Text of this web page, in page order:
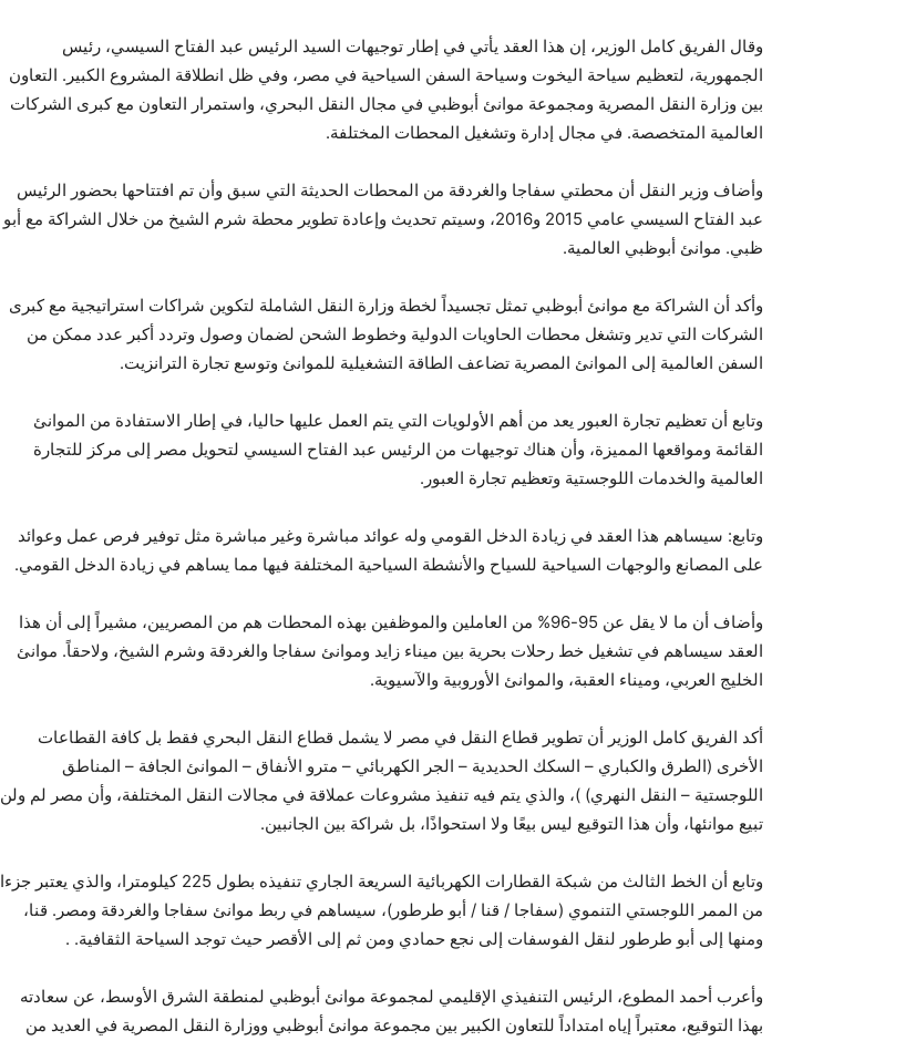
وقال الفريق كامل الوزير، إن هذا العقد يأتي في إطار توجيهات السيد الرئيس عبد الفتاح السيسي، رئيس
الجمهورية، لتعظيم سياحة اليخوت وسياحة السفن السياحية في مصر، وفي ظل انطلاقة المشروع الكبير. التعاون
بين وزارة النقل المصرية ومجموعة موانئ أبوظبي في مجال النقل البحري، واستمرار التعاون مع كبرى الشركات
العالمية المتخصصة. في مجال إدارة وتشغيل المحطات المختلفة.
وأضاف وزير النقل أن محطتي سفاجا والغردقة من المحطات الحديثة التي سبق وأن تم افتتاحها بحضور الرئيس
عبد الفتاح السيسي عامي 2015 و2016، وسيتم تحديث وإعادة تطوير محطة شرم الشيخ من خلال الشراكة مع أبو
ظبي. موانئ أبوظبي العالمية.
وأكد أن الشراكة مع موانئ أبوظبي تمثل تجسيداً لخطة وزارة النقل الشاملة لتكوين شراكات استراتيجية مع كبرى
الشركات التي تدير وتشغل محطات الحاويات الدولية وخطوط الشحن لضمان وصول وتردد أكبر عدد ممكن من
السفن العالمية إلى الموانئ المصرية تضاعف الطاقة التشغيلية للموانئ وتوسع تجارة الترانزيت.
وتابع أن تعظيم تجارة العبور يعد من أهم الأولويات التي يتم العمل عليها حاليا، في إطار الاستفادة من الموانئ
القائمة ومواقعها المميزة، وأن هناك توجيهات من الرئيس عبد الفتاح السيسي لتحويل مصر إلى مركز للتجارة
العالمية والخدمات اللوجستية وتعظيم تجارة العبور.
وتابع: سيساهم هذا العقد في زيادة الدخل القومي وله عوائد مباشرة وغير مباشرة مثل توفير فرص عمل وعوائد
على المصانع والوجهات السياحية للسياح والأنشطة السياحية المختلفة فيها مما يساهم في زيادة الدخل القومي.
وأضاف أن ما لا يقل عن 95-96% من العاملين والموظفين بهذه المحطات هم من المصريين، مشيراً إلى أن هذا
العقد سيساهم في تشغيل خط رحلات بحرية بين ميناء زايد وموانئ سفاجا والغردقة وشرم الشيخ، ولاحقاً. موانئ
الخليج العربي، وميناء العقبة، والموانئ الأوروبية والآسيوية.
أكد الفريق كامل الوزير أن تطوير قطاع النقل في مصر لا يشمل قطاع النقل البحري فقط بل كافة القطاعات
الأخرى (الطرق والكباري – السكك الحديدية – الجر الكهربائي – مترو الأنفاق – الموانئ الجافة – المناطق
اللوجستية – النقل النهري) )، والذي يتم فيه تنفيذ مشروعات عملاقة في مجالات النقل المختلفة، وأن مصر لم ولن
تبيع موانئها، وأن هذا التوقيع ليس بيعًا ولا استحواذًا، بل شراكة بين الجانبين.
وتابع أن الخط الثالث من شبكة القطارات الكهربائية السريعة الجاري تنفيذه بطول 225 كيلومترا، والذي يعتبر جزءا
من الممر اللوجستي التنموي (سفاجا / قنا / أبو طرطور)، سيساهم في ربط موانئ سفاجا والغردقة ومصر. قنا،
ومنها إلى أبو طرطور لنقل الفوسفات إلى نجع حمادي ومن ثم إلى الأقصر حيث توجد السياحة الثقافية. .
وأعرب أحمد المطوع، الرئيس التنفيذي الإقليمي لمجموعة موانئ أبوظبي لمنطقة الشرق الأوسط، عن سعادته
بهذا التوقيع، معتبراً إياه امتداداً للتعاون الكبير بين مجموعة موانئ أبوظبي ووزارة النقل المصرية في العديد من